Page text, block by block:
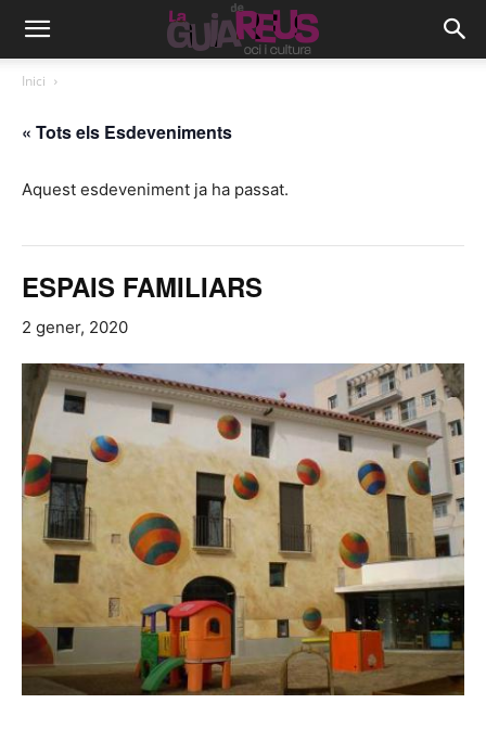
Inici
« Tots els Esdeveniments
Aquest esdeveniment ja ha passat.
ESPAIS FAMILIARS
2 gener, 2020